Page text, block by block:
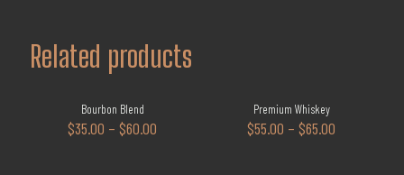
Related products
Bourbon Blend
$35.00 – $60.00
Premium Whiskey
$55.00 – $65.00